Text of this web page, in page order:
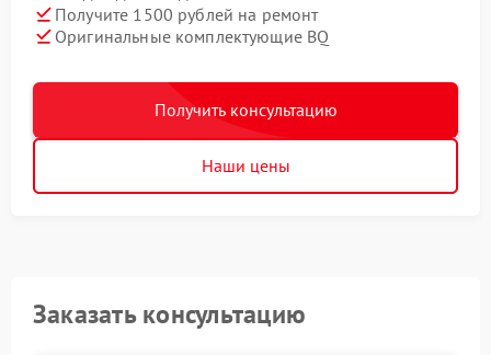
Получите 1500 рублей на ремонт
Оригинальные комплектующие BQ
Получить консультацию
Наши цены
Заказать консультацию